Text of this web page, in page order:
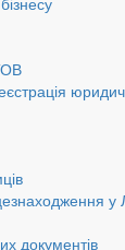
у
документів